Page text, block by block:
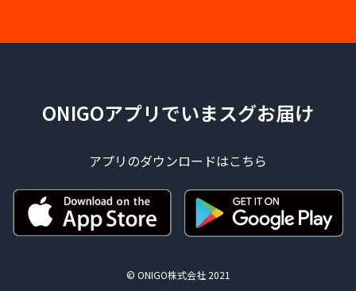
ONIGOアプリでいまスグお届け
アプリのダウンロードはこちら
© ONIGO株式会社 2021